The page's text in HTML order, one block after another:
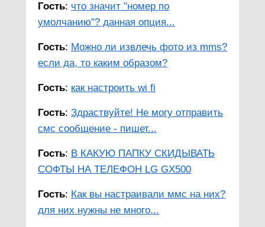
Гость: что значит "номер по
умолчанию"? данная опция...
Гость: Можно ли извлечь фото из mms?
если да, то каким образом?
Гость: как настроить wi fi
Гость: Здраствуйте! Не могу отправить
смс сообщение - пишет...
Гость: В КАКУЮ ПАПКУ СКИДЫВАТЬ
СОФТЫ НА ТЕЛЕФОН LG GX500
Гость: Как вы настраивали ммс на них?
для них нужны не много...